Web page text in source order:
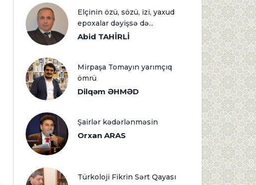
Elçinin özü, sözü, izi, yaxud
epoxalar dəyişsə də...
Abid TAHİRLİ
Mirpaşa Tomayın yarımçıq
ömrü
Dilqəm ƏHMƏD
Şairlər kədərlənməsin
Orxan ARAS
Türkoloji Fikrin Sərt Qayası